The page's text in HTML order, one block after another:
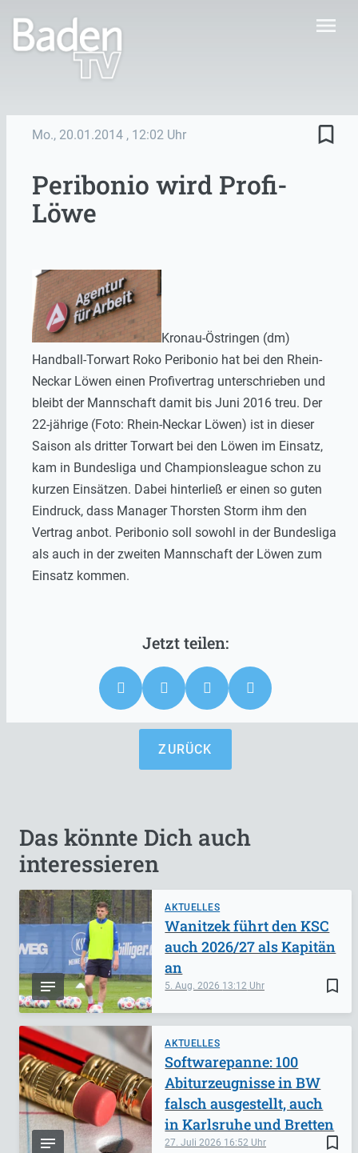
menu
Mo., 20.01.2014 , 12:02 Uhr bookmark_border
Peribonio wird Profi-
Löwe
Kronau-Östringen (dm)
Handball-Torwart Roko Peribonio hat bei den Rhein-
Neckar Löwen einen Profivertrag unterschrieben und
bleibt der Mannschaft damit bis Juni 2016 treu. Der
22-jährige (Foto: Rhein-Neckar Löwen) ist in dieser
Saison als dritter Torwart bei den Löwen im Einsatz,
kam in Bundesliga und Championsleague schon zu
kurzen Einsätzen. Dabei hinterließ er einen so guten
Eindruck, dass Manager Thorsten Storm ihm den
Vertrag anbot. Peribonio soll sowohl in der Bundesliga
als auch in der zweiten Mannschaft der Löwen zum
Einsatz kommen.
ZURÜCK
Das könnte Dich auch
interessieren
AKTUELLES
bookmark_border
5. Aug. 2026 13:12
Wanitzek führt den KSC
auch 2026/27 als Kapitän
an
AKTUELLES
bookmark_border
27. Juli 2026 16:52
Softwarepanne: 100
Abiturzeugnisse in BW
falsch ausgestellt, auch
in Karlsruhe und Bretten